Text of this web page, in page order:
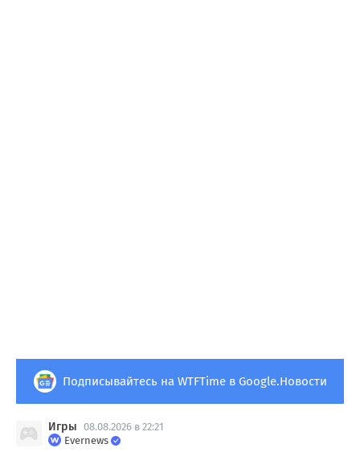
Подписывайтесь на WTFTime в Google.Новости
Игры 08.08.2026 в 22:21
Evernews